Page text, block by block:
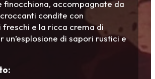
finocchiona, accompagnate da
condite con
freschi e la ricca crema di
un’esplosione di sapori rustici e